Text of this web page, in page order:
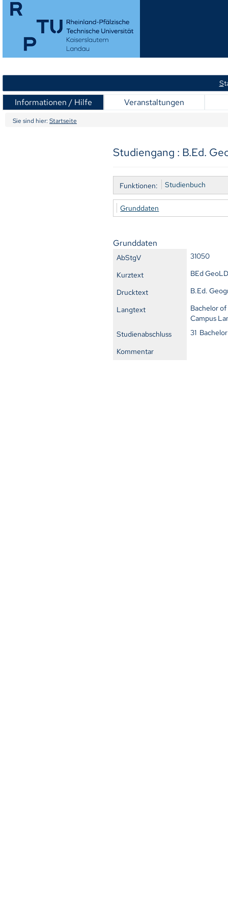
S
Informationen / Hilfe Veranstaltungen
Sie sind hier: Startseite
Studiengang : B.Ed.
Funktionen: Studienbuch
Grunddaten
Grunddaten
AbStgV
31050
Kurztext
BEd
Drucktext
B.Ed.
Langtext
Bachelor
Campus
Studienabschluss
31
Kommentar